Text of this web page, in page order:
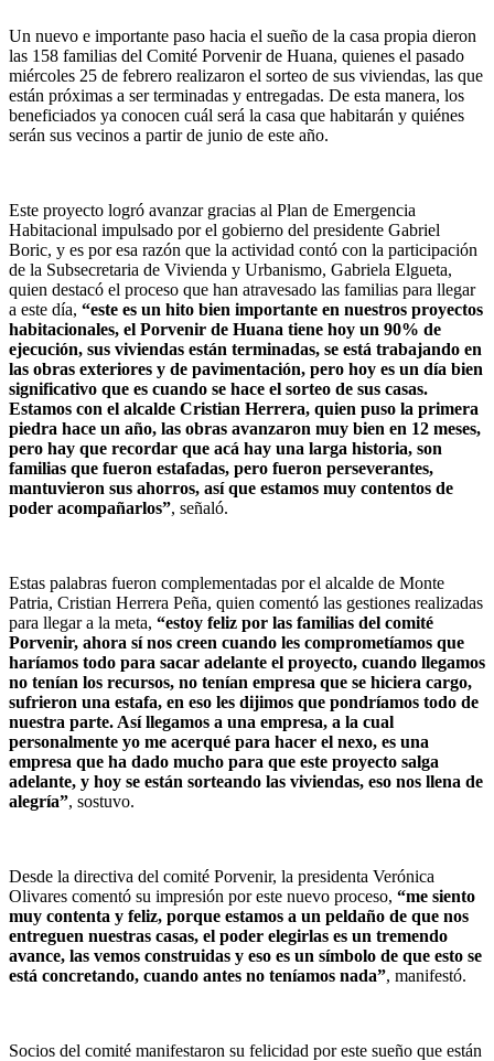
Un nuevo e importante paso hacia el sueño de la casa propia dieron
las 158 familias del Comité Porvenir de Huana, quienes el pasado
miércoles 25 de febrero realizaron el sorteo de sus viviendas, las que
están próximas a ser terminadas y entregadas. De esta manera, los
beneficiados ya conocen cuál será la casa que habitarán y quiénes
serán sus vecinos a partir de junio de este año.
Este proyecto logró avanzar gracias al Plan de Emergencia
Habitacional impulsado por el gobierno del presidente Gabriel
Boric, y es por esa razón que la actividad contó con la participación
de la Subsecretaria de Vivienda y Urbanismo, Gabriela Elgueta,
quien destacó el proceso que han atravesado las familias para llegar
a este día, “este es un hito bien importante en nuestros proyectos
habitacionales, el Porvenir de Huana tiene hoy un 90% de
ejecución, sus viviendas están terminadas, se está trabajando en
las obras exteriores y de pavimentación, pero hoy es un día bien
significativo que es cuando se hace el sorteo de sus casas.
Estamos con el alcalde Cristian Herrera, quien puso la primera
piedra hace un año, las obras avanzaron muy bien en 12 meses,
pero hay que recordar que acá hay una larga historia, son
familias que fueron estafadas, pero fueron perseverantes,
mantuvieron sus ahorros, así que estamos muy contentos de
poder acompañarlos”, señaló.
Estas palabras fueron complementadas por el alcalde de Monte
Patria, Cristian Herrera Peña, quien comentó las gestiones realizadas
para llegar a la meta, “estoy feliz por las familias del comité
Porvenir, ahora sí nos creen cuando les comprometíamos que
haríamos todo para sacar adelante el proyecto, cuando llegamos
no tenían los recursos, no tenían empresa que se hiciera cargo,
sufrieron una estafa, en eso les dijimos que pondríamos todo de
nuestra parte. Así llegamos a una empresa, a la cual
personalmente yo me acerqué para hacer el nexo, es una
empresa que ha dado mucho para que este proyecto salga
adelante, y hoy se están sorteando las viviendas, eso nos llena de
alegría”, sostuvo.
Desde la directiva del comité Porvenir, la presidenta Verónica
Olivares comentó su impresión por este nuevo proceso, “me siento
muy contenta y feliz, porque estamos a un peldaño de que nos
entreguen nuestras casas, el poder elegirlas es un tremendo
avance, las vemos construidas y eso es un símbolo de que esto se
está concretando, cuando antes no teníamos nada”, manifestó.
Socios del comité manifestaron su felicidad por este sueño que están